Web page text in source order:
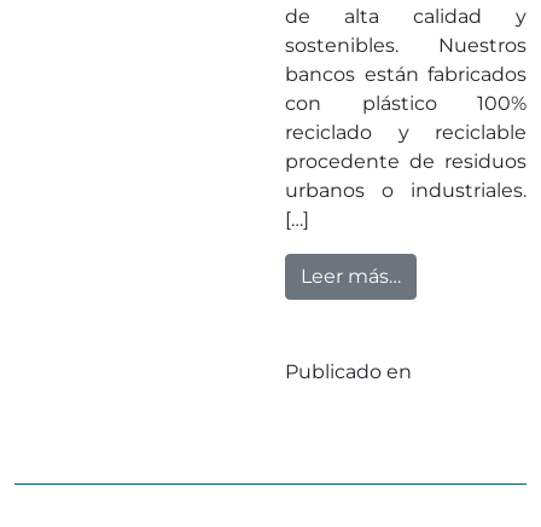
de alta calidad y
sostenibles. Nuestros
bancos están fabricados
con plástico 100%
reciclado y reciclable
procedente de residuos
urbanos o industriales.
[…]
Leer más…
Publicado en